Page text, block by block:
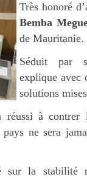
Très honoré
Bemba
de Mauritanie.
Séduit par
explique avec
solutions
réussi à
ne sera
sur la